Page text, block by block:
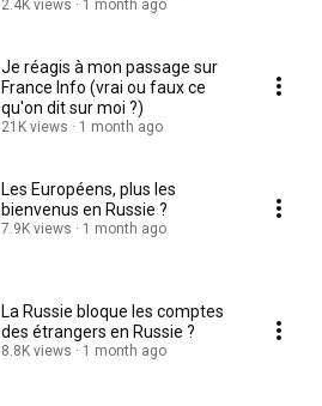
2.4K views 1 month ago
Je réagis à mon passage sur
France Info (vrai ou faux ce
qu'on dit sur moi ?)
21K views 1 month ago
Les Européens, plus les
bienvenus en Russie ?
7.9K views 1 month ago
La Russie bloque les comptes
des étrangers en Russie ?
8.8K views 1 month ago